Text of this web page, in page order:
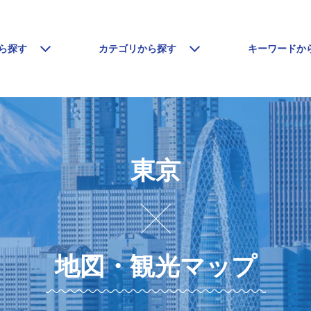
探す カテゴリから探す キーワードか
東京
地図・観光マップ